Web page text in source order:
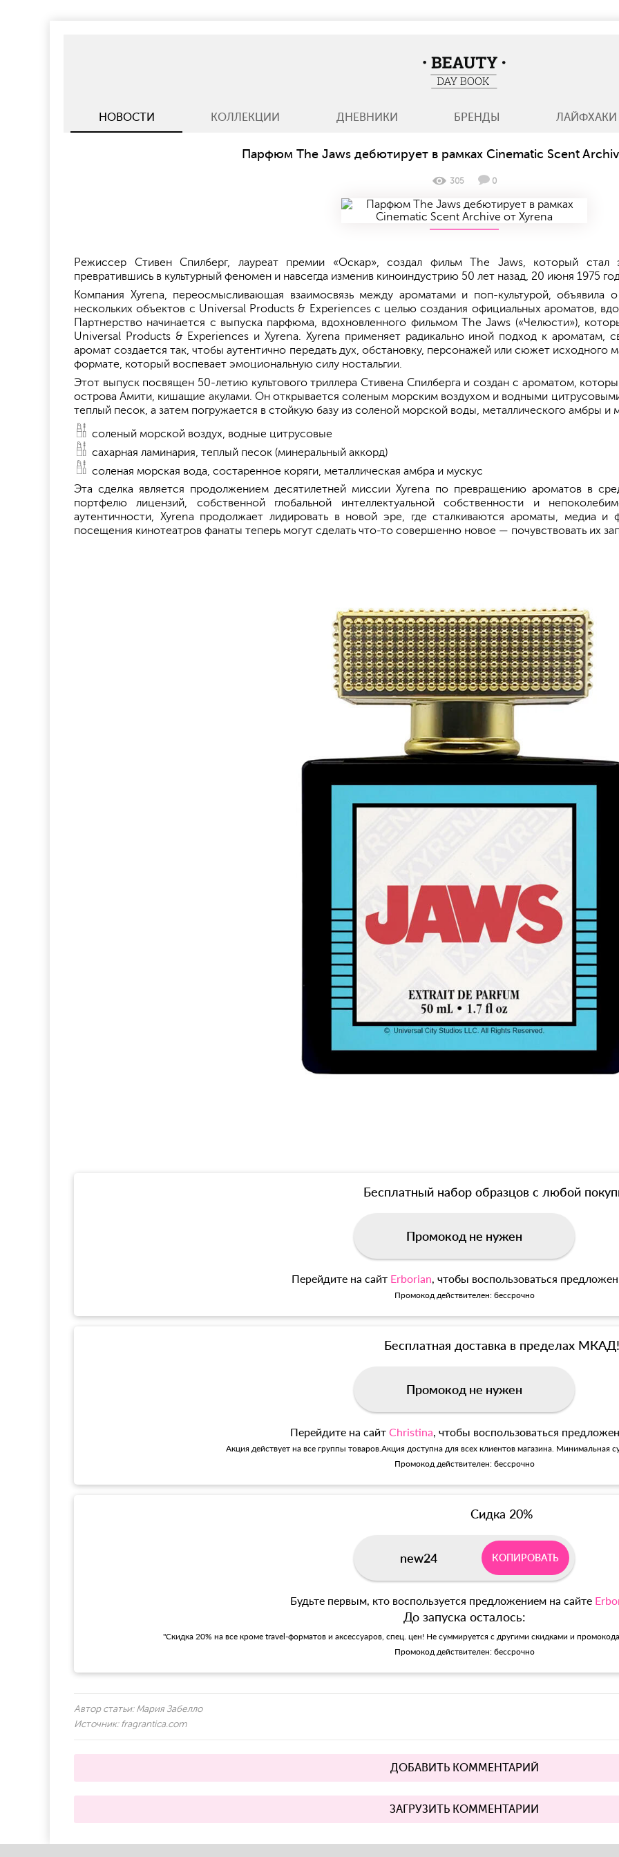
НОВОСТИ КОЛЛЕКЦИИ ДНЕВНИКИ БРЕНДЫ ЛАЙФХАКИ
BeautyDayBook
Парфюм The Jaws дебютирует в рамках Cinematic Scent
305 0
Режиссер Стивен Спилберг, лауреат премии «Оскар», создал фильм The Jaws, который стал
превратившись в культурный феномен и навсегда изменив киноиндустрию 50 лет назад, 20 июня 1975
Компания Xyrena, переосмысливающая взаимосвязь между ароматами и поп-культурой, объявила
нескольких объектов с Universal Products & Experiences с целью создания официальных ароматов,
Партнерство начинается с выпуска парфюма, вдохновленного фильмом The Jaws («Челюсти»),
Universal Products & Experiences и Xyrena. Xyrena применяет радикально иной подход к ароматам,
аромат создается так, чтобы аутентично передать дух, обстановку, персонажей или сюжет исходного
формате, который воспевает эмоциональную силу ностальгии.
Этот выпуск посвящен 50-летию культового триллера Стивена Спилберга и создан с ароматом,
острова Амити, кишащие акулами. Он открывается соленым морским воздухом и водными
теплый песок, а затем погружается в стойкую базу из соленой морской воды, металлического амбры и
соленый морской воздух, водные цитрусовые
сахарная ламинария, теплый песок (минеральный аккорд)
соленая морская вода, состаренное коряги, металлическая амбра и мускус
Эта сделка является продолжением десятилетней миссии Xyrena по превращению ароматов в
портфелю лицензий, собственной глобальной интеллектуальной собственности и
аутентичности, Xyrena продолжает лидировать в новой эре, где сталкиваются ароматы, медиа и
посещения кинотеатров фанаты теперь могут сделать что-то совершенно новое — почувствовать их
Бесплатный набор образцов с любой
Промокод не нужен
Перейдите на сайт Erborian, чтобы воспользоваться
Промокод действителен: бессрочно
Бесплатная доставка в пределах МКАД!
Промокод не нужен
Перейдите на сайт Christina, чтобы воспользоваться
Акция действует на все группы товаров.Акция доступна для всех клиентов магазина. Минимальная
Промокод действителен: бессрочно
Сидка 20%
new24 КОПИРОВАТЬ
Будьте первым, кто воспользуется предложением на сайте
До запуска осталось:
"Скидка 20% на все кроме travel-форматов и аксессуаров, спец. цен! Не суммируется с другими скидками и
Промокод действителен: бессрочно
Автор статьи: Мария Забелло
Источник: fragrantica.com
ДОБАВИТЬ КОММЕНТАРИЙ
ЗАГРУЗИТЬ КОММЕНТАРИИ